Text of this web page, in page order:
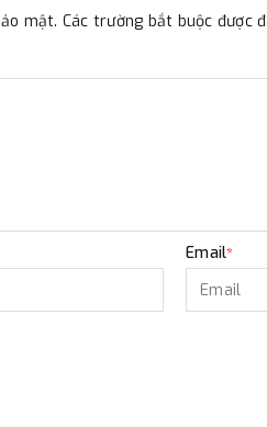
mật. Các trường bắt buộc được
Email*